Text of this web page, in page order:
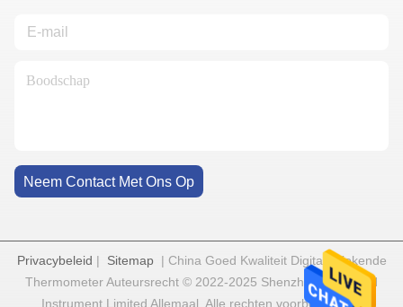
Neem Contact Met Ons Op
Privacybeleid | Sitemap| China Goed Kwaliteit Digitale Kokende
Thermometer Auteursrecht © 2022-2025 Shenzhen Goldgood
Instrument Limited Allemaal. Alle rechten voorbehouden.